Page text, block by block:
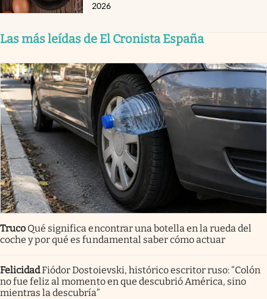
2026
Las más leídas de El Cronista España
Truco Qué significa encontrar una botella en la rueda del
coche y por qué es fundamental saber cómo actuar
FelicidadFiódor Dostoievski, histórico escritor ruso: “Colón
no fue feliz al momento en que descubrió América, sino
mientras la descubría”